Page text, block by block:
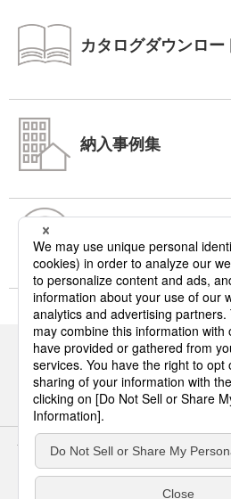
カタログダウンロー
納入事例集
パナソニックの電気設備
サイトのご利用にあたって クッキーポ
パナソニック ホール
Area/